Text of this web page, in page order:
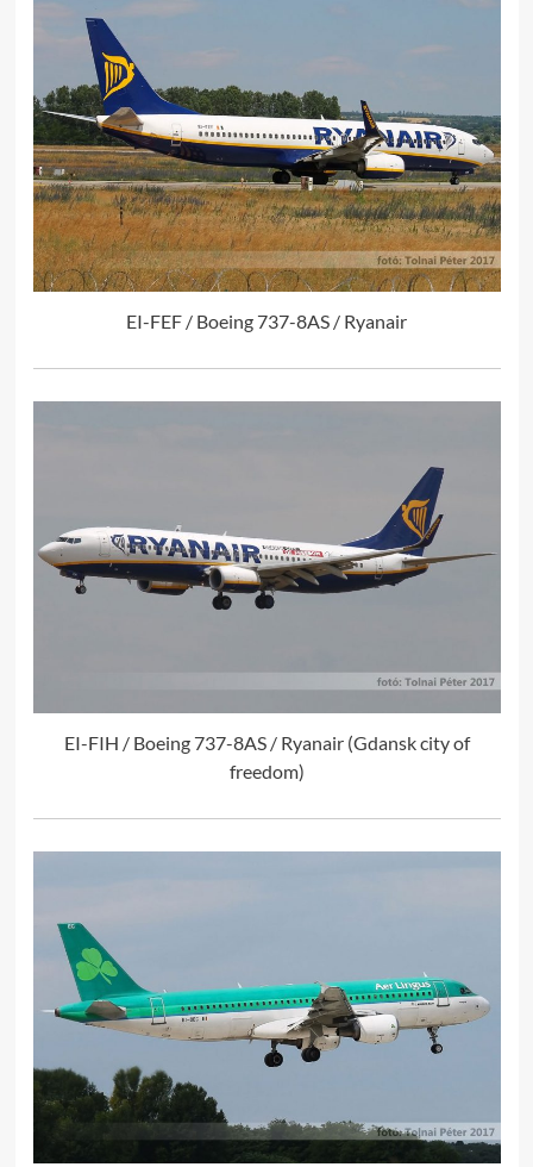
EI-FEF / Boeing 737-8AS / Ryanair
EI-FIH / Boeing 737-8AS / Ryanair (Gdansk city of
freedom)